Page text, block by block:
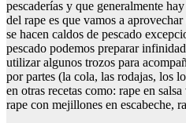
pescaderías y que generalmente
del rape es que vamos a
se hacen caldos de pescado
pescado podemos preparar
utilizar algunos trozos para
por partes (la cola, las rodajas, los
en otras recetas como: rape en
rape con mejillones en escabeche,